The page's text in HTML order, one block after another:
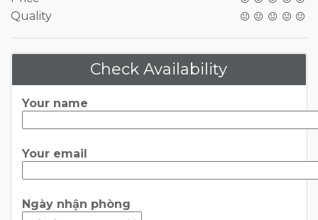
Quality
Check Availability
Your name
Your email
Ngày nhận phòng